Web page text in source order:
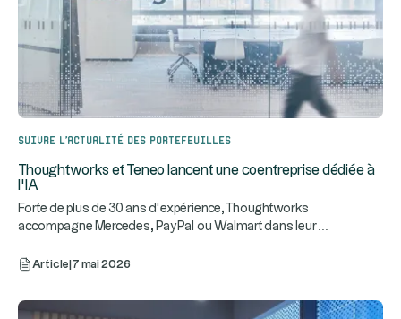
Suivre l’actualité des portefeuilles
Thoughtworks et Teneo lancent une coentreprise dédiée à
l’IA
Forte de plus de 30 ans d’expérience, Thoughtworks
accompagne Mercedes, PayPal ou Walmart dans leur
Article 7 mai 2026